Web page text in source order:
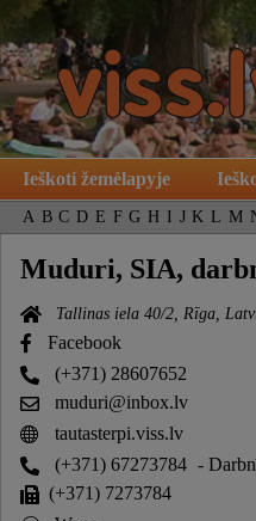
Ieškoti žemėlapyje
A B C D E F G H I J K L M
Muduri, SIA,
Tallinas iela 40/2, Rīga,
Facebook
(+371) 28607652
muduri@inbox.lv
tautasterpi.viss.lv
(+371) 67273784 -
(+371) 7273784